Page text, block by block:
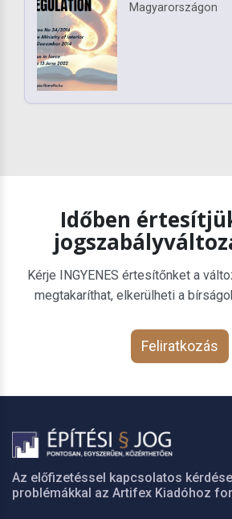
Magyarországon
Időben
Kérje INGYENES értesítőnket a
megtakaríthat, elkerülheti a
Feliratkozás
Az előfizetéssel kapcsolatos
problémákkal az Artifex Kiadóhoz